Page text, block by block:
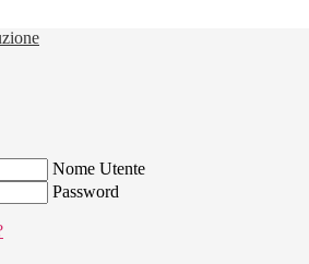
Nome Utente
Password